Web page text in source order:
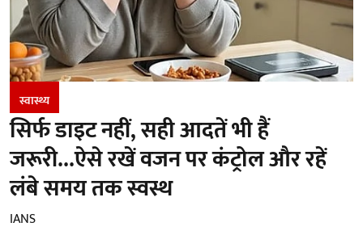
स्वास्थ्य
सिर्फ डाइट नहीं, सही आदतें भी हैं
जरूरी...ऐसे रखें वजन पर कंट्रोल और रहें
लंबे समय तक स्वस्थ
IANS